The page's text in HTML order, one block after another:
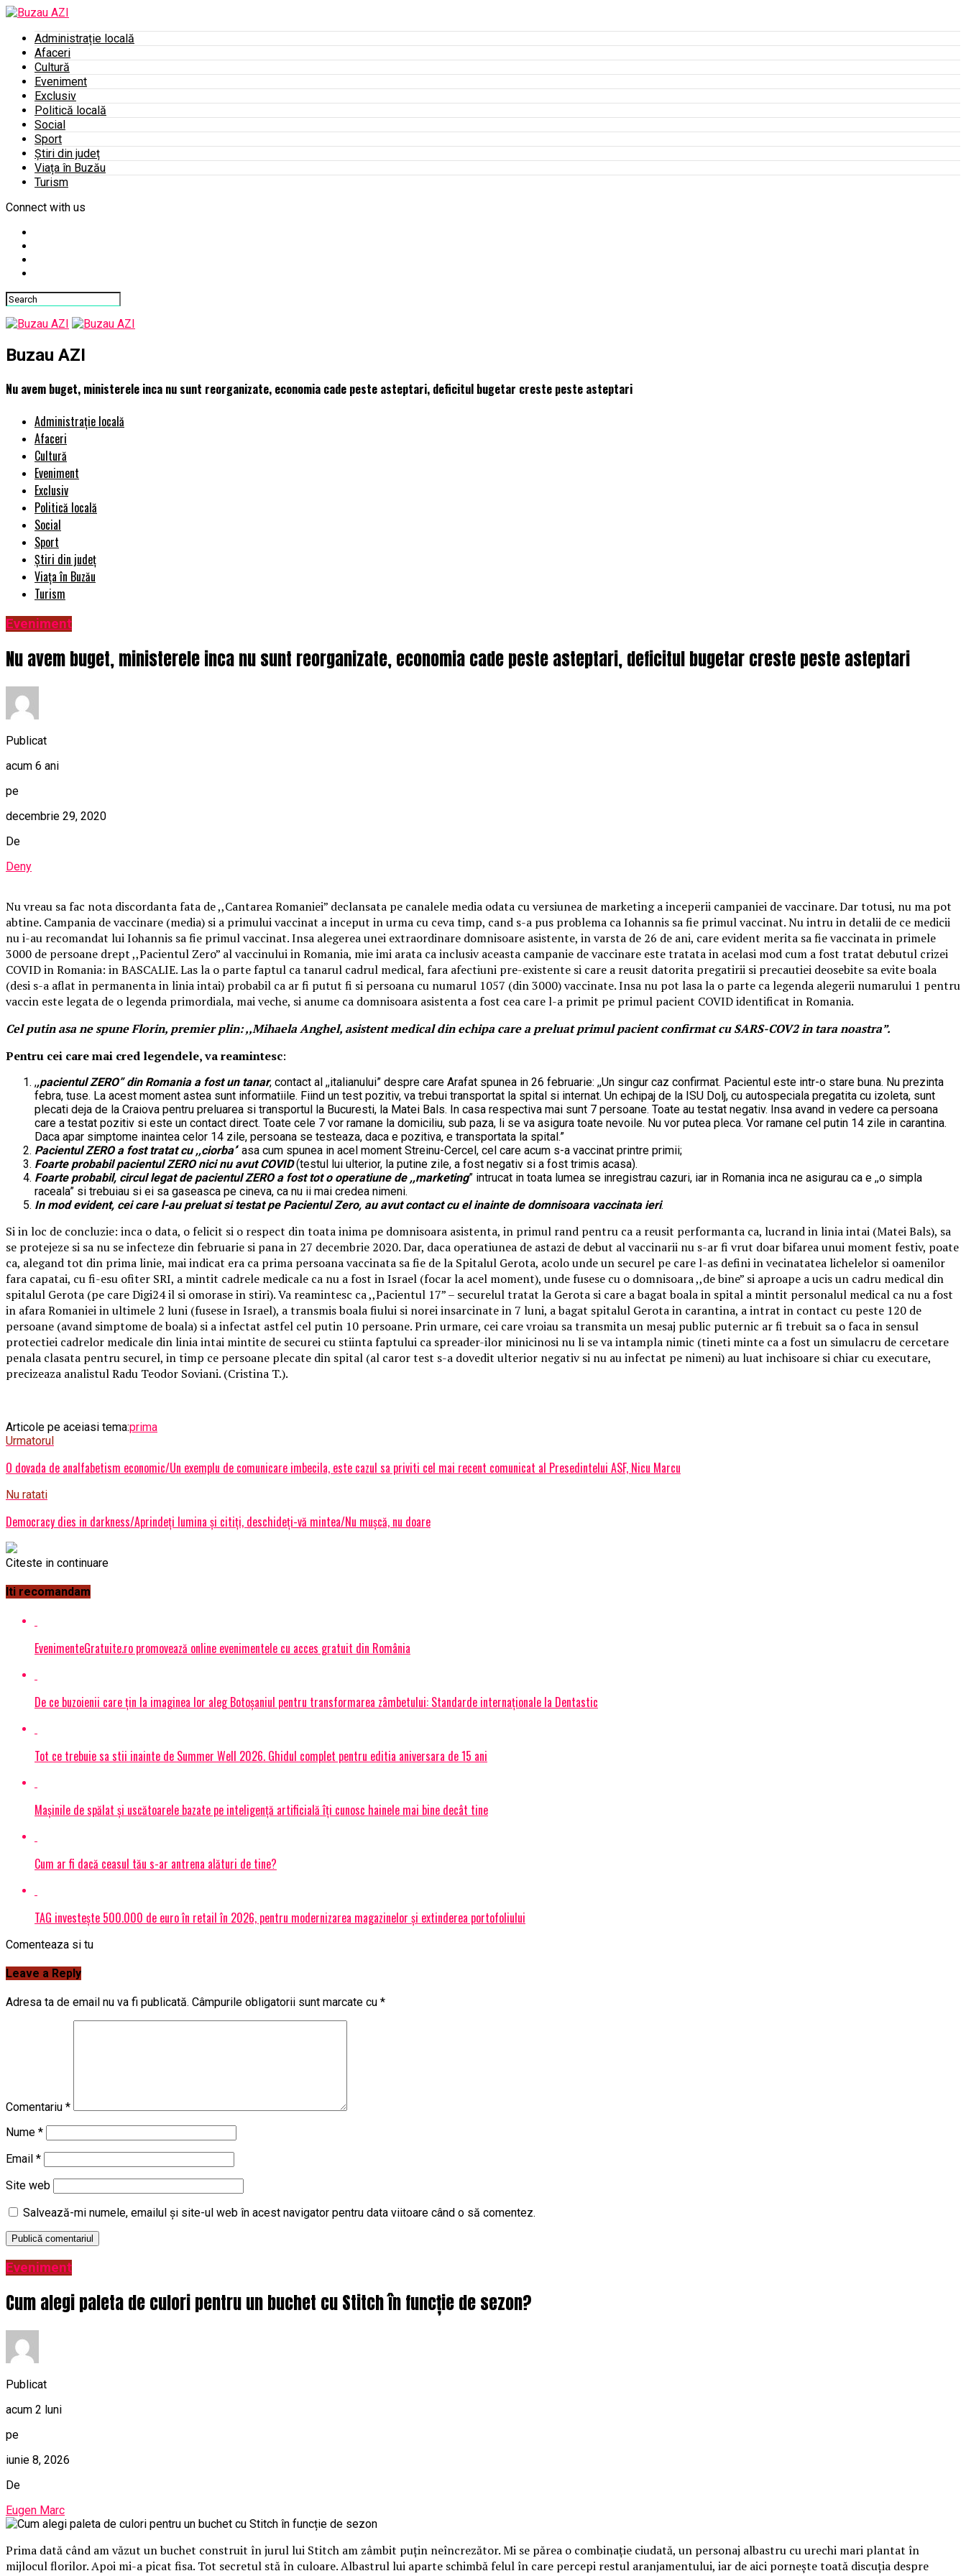
Administrație locală
Afaceri
Cultură
Eveniment
Exclusiv
Politică locală
Social
Sport
Știri din județ
Viața în Buzău
Turism
Connect with us
Buzau AZI
Nu avem buget, ministerele inca nu sunt reorganizate, economia cade peste asteptari, deficitul bugetar creste peste asteptari
Administrație locală
Afaceri
Cultură
Eveniment
Exclusiv
Politică locală
Social
Sport
Știri din județ
Viața în Buzău
Turism
Eveniment
Nu avem buget, ministerele inca nu sunt reorganizate, economia cade peste asteptari, deficitul bugetar creste peste asteptari
Publicat
acum 6 ani
pe
decembrie 29, 2020
De
Deny
Nu vreau sa fac nota discordanta fata de ,,Cantarea Romaniei” declansata pe canalele media odata cu versiunea de marketing a inceperii campaniei de vaccinare. Dar totusi, nu ma pot
abtine. Campania de vaccinare (media) si a primului vaccinat a inceput in urma cu ceva timp, cand s-a pus problema ca Iohannis sa fie primul vaccinat. Nu intru in detalii de ce medicii
nu i-au recomandat lui Iohannis sa fie primul vaccinat. Insa alegerea unei extraordinare domnisoare asistente, in varsta de 26 de ani, care evident merita sa fie vaccinata in primele
3000 de persoane drept ,,Pacientul Zero” al vaccinului in Romania, mie imi arata ca inclusiv aceasta campanie de vaccinare este tratata in acelasi mod cum a fost tratat debutul crizei
COVID in Romania: in BASCALIE. Las la o parte faptul ca tanarul cadrul medical, fara afectiuni pre-existente si care a reusit datorita pregatirii si precautiei deosebite sa evite boala
(desi s-a aflat in permanenta in linia intai) probabil ca ar fi putut fi si persoana cu numarul 1057 (din 3000) vaccinate. Insa nu pot lasa la o parte ca legenda alegerii numarului 1 pentru
vaccin este legata de o legenda primordiala, mai veche, si anume ca domnisoara asistenta a fost cea care l-a primit pe primul pacient COVID identificat in Romania.
Cel putin asa ne spune Florin, premier plin: ,,Mihaela Anghel, asistent medical din echipa care a preluat primul pacient confirmat cu SARS-COV2 in tara noastra”.
Pentru cei care mai cred legendele, va reamintesc:
,,pacientul ZERO” din Romania a fost un tanar, contact al ,,italianului” despre care Arafat spunea in 26 februarie: ,,Un singur caz confirmat. Pacientul este intr-o stare buna. Nu prezinta
febra, tuse. La acest moment astea sunt informatiile. Fiind un test pozitiv, va trebui transportat la spital si internat. Un echipaj de la ISU Dolj, cu autospeciala pregatita cu izoleta, sunt
plecati deja de la Craiova pentru preluarea si transportul la Bucuresti, la Matei Bals. In casa respectiva mai sunt 7 persoane. Toate au testat negativ. Insa avand in vedere ca persoana
care a testat pozitiv si este un contact direct. Toate cele 7 vor ramane la domiciliu, sub paza, li se va asigura toate nevoile. Nu vor putea pleca. Vor ramane cel putin 14 zile in carantina.
Daca apar simptome inaintea celor 14 zile, persoana se testeaza, daca e pozitiva, e transportata la spital.”
Pacientul ZERO a fost tratat cu ,,ciorba’‘ asa cum spunea in acel moment Streinu-Cercel, cel care acum s-a vaccinat printre primii;
Foarte probabil pacientul ZERO nici nu avut COVID (testul lui ulterior, la putine zile, a fost negativ si a fost trimis acasa).
Foarte probabil, circul legat de pacientul ZERO a fost tot o operatiune de ,,marketing” intrucat in toata lumea se inregistrau cazuri, iar in Romania inca ne asigurau ca e ,,o simpla
raceala” si trebuiau si ei sa gaseasca pe cineva, ca nu ii mai credea nimeni.
In mod evident, cei care l-au preluat si testat pe Pacientul Zero, au avut contact cu el inainte de domnisoara vaccinata ieri.
Si in loc de concluzie: inca o data, o felicit si o respect din toata inima pe domnisoara asistenta, in primul rand pentru ca a reusit performanta ca, lucrand in linia intai (Matei Bals), sa
se protejeze si sa nu se infecteze din februarie si pana in 27 decembrie 2020. Dar, daca operatiunea de astazi de debut al vaccinarii nu s-ar fi vrut doar bifarea unui moment festiv, poate
ca, alegand tot din prima linie, mai indicat era ca prima persoana vaccinata sa fie de la Spitalul Gerota, acolo unde un securel pe care l-as defini in vecinatatea lichelelor si oamenilor
fara capatai, cu fi-esu ofiter SRI, a mintit cadrele medicale ca nu a fost in Israel (focar la acel moment), unde fusese cu o domnisoara ,,de bine” si aproape a ucis un cadru medical din
spitalul Gerota (pe care Digi24 il si omorase in stiri). Va reamintesc ca ,,Pacientul 17” – securelul tratat la Gerota si care a bagat boala in spital a mintit personalul medical ca nu a fost
in afara Romaniei in ultimele 2 luni (fusese in Israel), a transmis boala fiului si norei insarcinate in 7 luni, a bagat spitalul Gerota in carantina, a intrat in contact cu peste 120 de
persoane (avand simptome de boala) si a infectat astfel cel putin 10 persoane. Prin urmare, cei care vroiau sa transmita un mesaj public puternic ar fi trebuit sa o faca in sensul
protectiei cadrelor medicale din linia intai mintite de securei cu stiinta faptului ca spreader-ilor minicinosi nu li se va intampla nimic (tineti minte ca a fost un simulacru de cercetare
penala clasata pentru securel, in timp ce persoane plecate din spital (al caror test s-a dovedit ulterior negativ si nu au infectat pe nimeni) au luat inchisoare si chiar cu executare,
precizeaza analistul Radu Teodor Soviani. (Cristina T.).
Articole pe aceiasi tema:prima
Urmatorul
O dovada de analfabetism economic/Un exemplu de comunicare imbecila, este cazul sa priviti cel mai recent comunicat al Presedintelui ASF, Nicu Marcu
Nu ratati
Democracy dies in darkness/Aprindeți lumina și citiți, deschideți-vă mintea/Nu mușcă, nu doare
Citeste in continuare
Iti recomandam
EvenimenteGratuite.ro promovează online evenimentele cu acces gratuit din România
De ce buzoienii care țin la imaginea lor aleg Botoșaniul pentru transformarea zâmbetului: Standarde internaționale la Dentastic
Tot ce trebuie sa stii inainte de Summer Well 2026. Ghidul complet pentru editia aniversara de 15 ani
Mașinile de spălat și uscătoarele bazate pe inteligență artificială îți cunosc hainele mai bine decât tine
Cum ar fi dacă ceasul tău s-ar antrena alături de tine?
TAG investește 500.000 de euro în retail în 2026, pentru modernizarea magazinelor și extinderea portofoliului
Comenteaza si tu
Leave a Reply
Adresa ta de email nu va fi publicată. Câmpurile obligatorii sunt marcate cu *
Comentariu *
Nume *
Email *
Site web
Salvează-mi numele, emailul și site-ul web în acest navigator pentru data viitoare când o să comentez.
Eveniment
Cum alegi paleta de culori pentru un buchet cu Stitch în funcție de sezon?
Publicat
acum 2 luni
pe
iunie 8, 2026
De
Eugen Marc
Prima dată când am văzut un buchet construit în jurul lui Stitch am zâmbit puțin neîncrezător. Mi se părea o combinație ciudată, un personaj albastru cu urechi mari plantat în
mijlocul florilor. Apoi mi-a picat fisa. Tot secretul stă în culoare. Albastrul lui aparte schimbă felul în care percepi restul aranjamentului, iar de aici pornește toată discuția despre